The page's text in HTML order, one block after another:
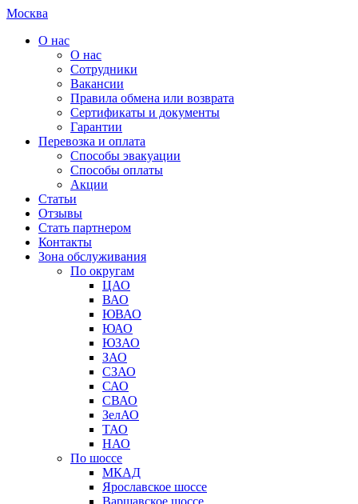
Москва
О нас
О нас
Сотрудники
Вакансии
Правила обмена или возврата
Сертификаты и документы
Гарантии
Перевозка и оплата
Способы эвакуации
Способы оплаты
Акции
Статьи
Отзывы
Стать партнером
Контакты
Зона обслуживания
По округам
ЦАО
ВАО
ЮВАО
ЮАО
ЮЗАО
ЗАО
СЗАО
САО
СВАО
ЗелАО
ТАО
НАО
По шоссе
МКАД
Ярославское шоссе
Варшавское шоссе